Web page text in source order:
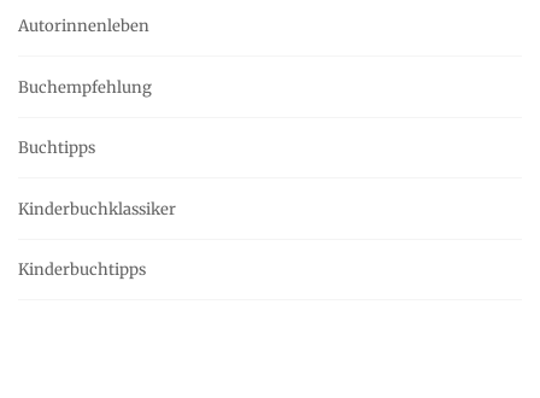
Autorinnenleben
Buchempfehlung
Buchtipps
Kinderbuchklassiker
Kinderbuchtipps